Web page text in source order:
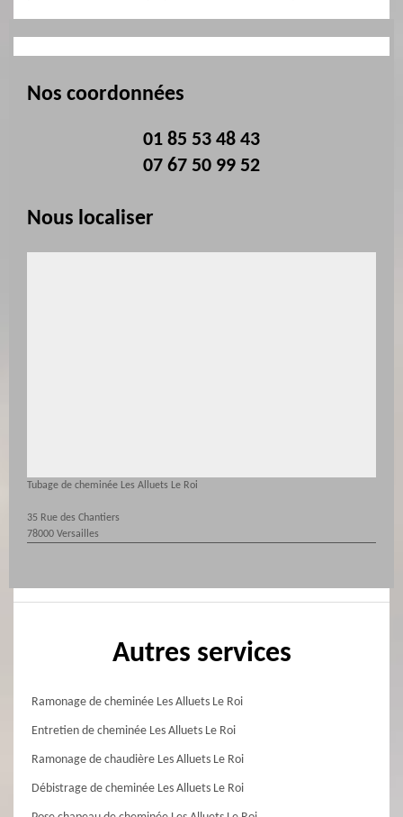
Nos coordonnées
01 85 53 48 43
07 67 50 99 52
Nous localiser
Tubage de cheminée Les Alluets Le Roi
35 Rue des Chantiers
78000 Versailles
Autres services
Ramonage de cheminée Les Alluets Le Roi
Entretien de cheminée Les Alluets Le Roi
Ramonage de chaudière Les Alluets Le Roi
Débistrage de cheminée Les Alluets Le Roi